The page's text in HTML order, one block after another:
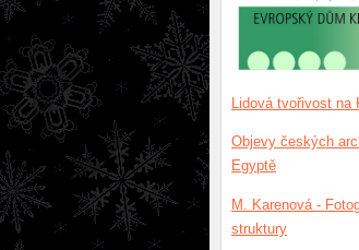
Lidová tvořivost na
Objevy českých
Egyptě
M. Karenová -
struktury